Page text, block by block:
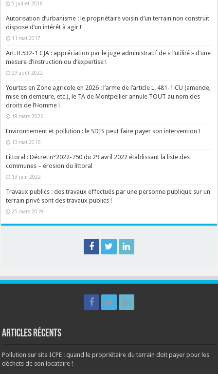
5 juillet 2018
Autorisation d’urbanisme : le propriétaire voisin d’un terrain non construit
dispose d’un intérêt à agir !
11 mai 2017
Art. R.532-1 CJA : appréciation par le juge administratif de « l’utilité » d’une
mesure d’instruction ou d’expertise !
29 août 2022
Yourtes en Zone agricole en 2026 : l’arme de l’article L. 481-1 CU (amende,
mise en demeure, etc.), le TA de Montpellier annule TOUT au nom des
droits de l’Homme !
19 mars 2026
Environnement et pollution : le SDIS peut faire payer son intervention !
13 mai 2016
Littoral : Décret n°2022-750 du 29 avril 2022 établissant la liste des
communes – érosion du littoral
13 juin 2022
Travaux publics : des travaux effectués par une personne publique sur un
terrain privé sont des travaux publics !
25 mars 2019
Articles récents
Pollution sur site ICPE : quand le propriétaire du terrain doit payer pour les
déchets de son locataire !